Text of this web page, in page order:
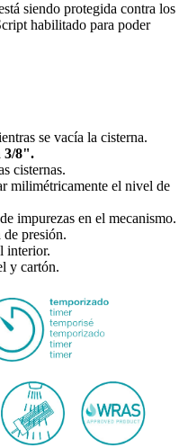
siendo protegida contra los
habilitado para poder
se vacía la cisterna.
3/8".
cisternas.
milimétricamente el nivel de
impurezas en el mecanismo.
de presión.
interior.
y cartón.